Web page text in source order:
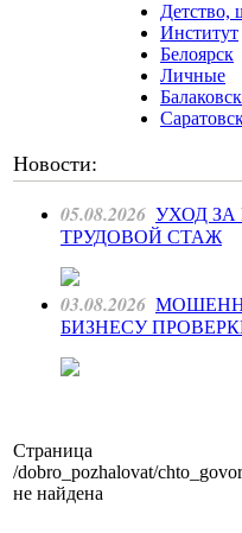
Детство,
Институт
Белоярск
Личные
Новости:
05.08.2026 УХОД ЗА
ТРУДОВОЙ СТАЖ
03.08.2026
БИЗНЕСУ
Страница
/dobro_pozhalovat/
не найдена